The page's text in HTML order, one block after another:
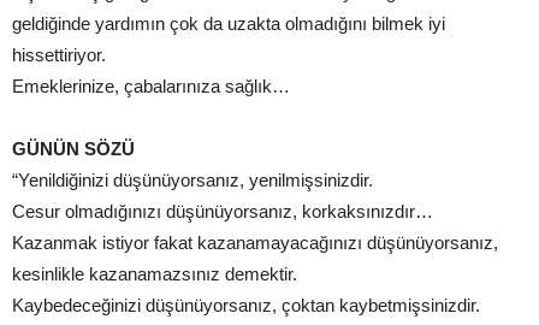
geldiğinde yardımın çok da uzakta olmadığını bilmek iyi
hissettiriyor.
Emeklerinize, çabalarınıza sağlık…
GÜNÜN SÖZÜ
“Yenildiğinizi düşünüyorsanız, yenilmişsinizdir.
Cesur olmadığınızı düşünüyorsanız, korkaksınızdır…
Kazanmak istiyor fakat kazanamayacağınızı düşünüyorsanız,
kesinlikle kazanamazsınız demektir.
Kaybedeceğinizi düşünüyorsanız, çoktan kaybetmişsinizdir.